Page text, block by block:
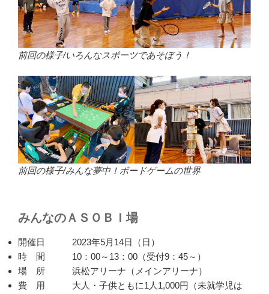
前回の様子/いろんなスポーツであそぼう！
前回の様子/みんな夢中！ボードゲームの世界
みんなのＡＳＯＢＩ場
開催日 2023年5月14日（日）
時 間 10：00～13：00（受付9：45～）
場 所 浜松アリーナ（メインアリーナ）
費 用 大人・子供ともに1人1,000円（未就学児は